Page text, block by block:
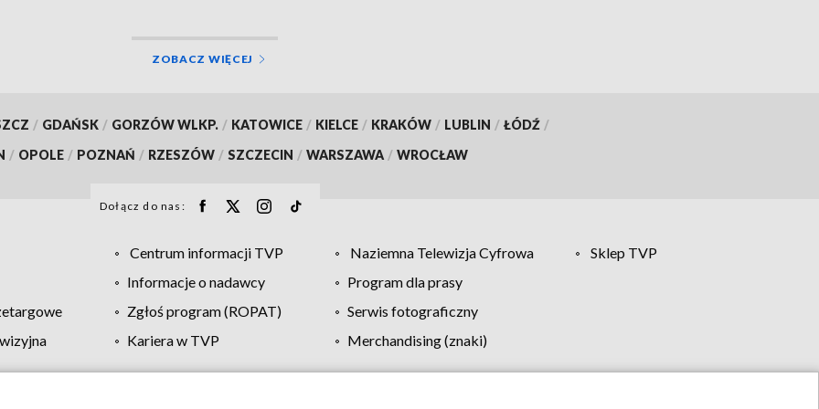
ZOBACZ WIĘCEJ
/ GDAŃSK / GORZÓW WLKP. / KATOWICE / KIELCE / KRAKÓW / LUBLIN / ŁÓDŹ /
/ OPOLE / POZNAŃ / RZESZÓW / SZCZECIN / WARSZAWA / WROCŁAW
Dołącz do nas:
Centrum informacji TVP Naziemna Telewizja Cyfrowa
Sklep TVP
Informacje o nadawcy
Program dla prasy
Zgłoś program (ROPAT)
Serwis fotograficzny
Kariera w TVP Merchandising (znaki)